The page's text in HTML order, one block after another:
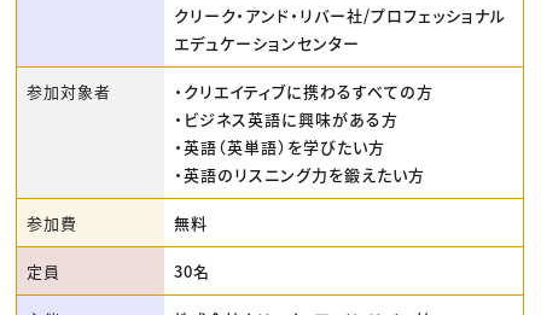
クリーク・アンド・リバー社/プロフェッショナル
エデュケーションセンター
参加対象者
・クリエイティブに携わるすべての方
・ビジネス英語に興味がある方
・英語（英単語）を学びたい方
・英語のリスニング力を鍛えたい方
参加費 無料
定員 30名